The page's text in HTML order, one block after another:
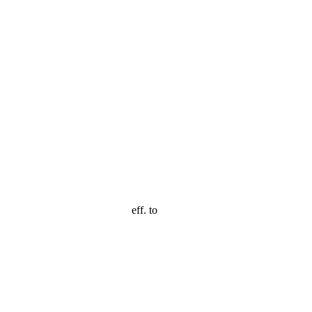
eff. to